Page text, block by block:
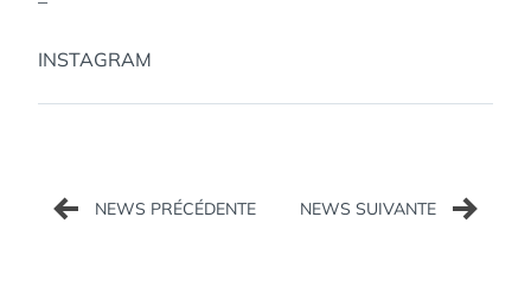
INSTAGRAM
Navigation
de